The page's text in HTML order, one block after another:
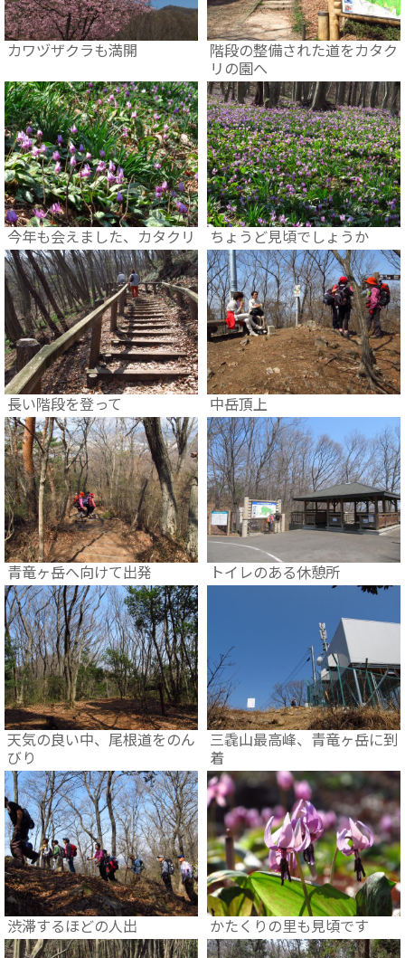
カワヅザクラも満開
階段の整備された道をカタク
リの園へ
今年も会えました、カタクリ ちょうど見頃でしょうか
長い階段を登って 中岳頂上
青竜ヶ岳へ向けて出発 トイレのある休憩所
天気の良い中、尾根道をのん
びり
三毳山最高峰、青竜ヶ岳に到
着
渋滞するほどの人出 かたくりの里も見頃です